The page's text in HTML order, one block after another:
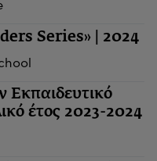
Series» | 2024
Εκπαιδευτικό
έτος 2023-2024